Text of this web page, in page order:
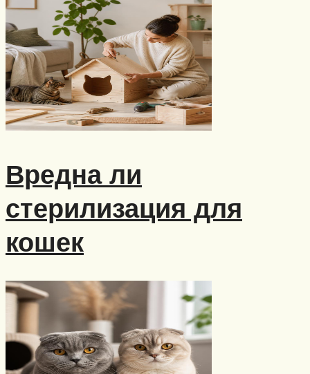
Вредна ли
стерилизация для
кошек